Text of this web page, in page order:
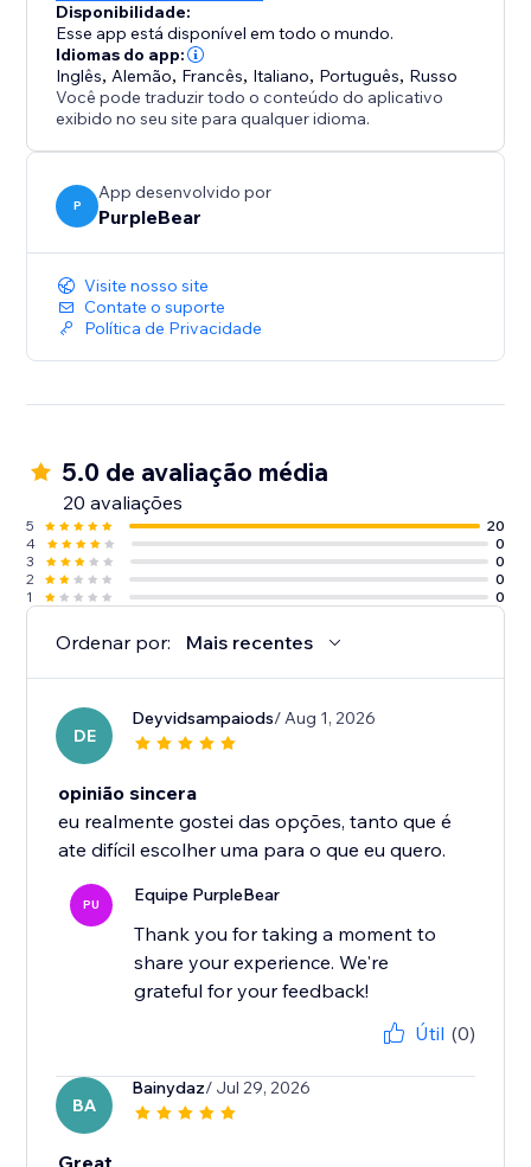
Disponibilidade:
Esse app está disponível em todo o mundo.
Idiomas do app:
Inglês, Alemão, Francês, Italiano, Português, Russo
Você pode traduzir todo o conteúdo do aplicativo
exibido no seu site para qualquer idioma.
P
App desenvolvido por
PurpleBear
Visite nosso site
Contate o suporte
Política de Privacidade
5.0 de avaliação média
20 avaliações
5
20
4
0
3
0
2
0
1
0
Ordenar por: Mais recentes
DE
Deyvidsampaiods/ Aug 1, 2026
opinião sincera
eu realmente gostei das opções, tanto que é
ate difícil escolher uma para o que eu quero.
PU Equipe PurpleBear
Thank you for taking a moment to
share your experience. We're
grateful for your feedback!
Útil (0)
BA
Bainydaz/ Jul 29, 2026